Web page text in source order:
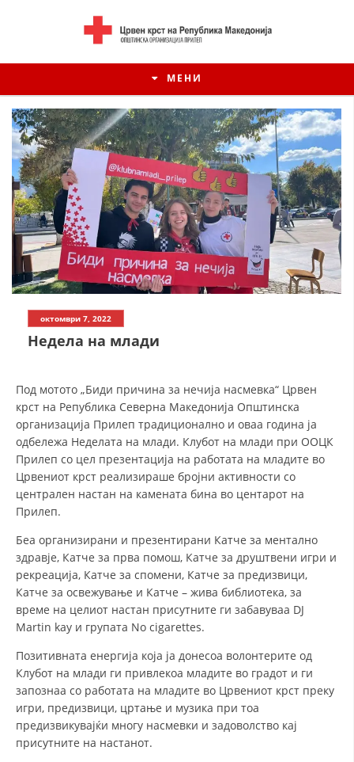
МЕНИ
ИСТОРИЈАТ НА ЦКРСМ
ИСТОРИЈАТ НА ДВИЖЕЊЕТО
КОНТАКТ ИНФОРМАЦИИ
ЧЛЕНСТВО ВО ПРОФЕСИОНАЛНИ ТЕЛА
ЗАКОН ЗА ЦКРМ
ОРГАНИЗАЦИЈА И РАЗВОЈ
СОБРАНИЕ
СТРУКТУРА И ОРГАНИЗАЦИОНА ПОСТАВЕНОСТ
ДИСЕМИНАЦИЈА
октомври 7, 2022
Недела на млади
Под мотото „Биди причина за нечија насмевка“ Црвен
крст на Република Северна Македонија Општинска
организација Прилеп традиционално и оваа година ја
одбележа Неделата на млади. Клубот на млади при ООЦК
Прилеп со цел презентација на работата на младите во
Црвениот крст реализираше бројни активности со
централен настан на камената бина во центарот на
Прилеп.
Беа организирани и презентирани Катче за ментално
здравје, Катче за прва помош, Катче за друштвени игри и
рекреација, Катче за спомени, Катче за предизвици,
Катче за освежување и Катче – жива библиотека, за
време на целиот настан присутните ги забавуваа DJ
Martin kay и групата No cigarettes.
Позитивната енергија која ја донесоа волонтерите од
Клубот на млади ги привлекоа младите во градот и ги
запознаа со работата на младите во Црвениот крст преку
игри, предизвици, цртање и музика при тоа
предизвикувајќи многу насмевки и задоволство кај
присутните на настанот.